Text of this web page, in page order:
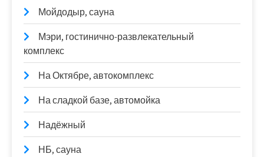
Мойдодыр, сауна
Мэри, гостинично-развлекательный
комплекс
На Октябре, автокомплекс
На сладкой базе, автомойка
Надёжный
НБ, сауна